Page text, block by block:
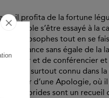
il profita de la fortune
il semble s’être essayé à la
philosophes tout en se
sans égale de la
rhéteur et de conférencier
est surtout connu dans
l’auteur d’une Apologie, où
Les Florides sont un recueil